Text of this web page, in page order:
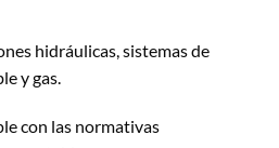
hidráulicas, sistemas de
y gas.
con las normativas